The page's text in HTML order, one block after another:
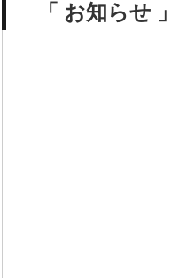
「 お知らせ